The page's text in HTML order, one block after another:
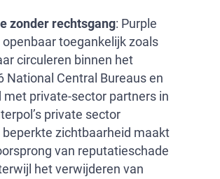
zonder rechtsgang: Purple
toegankelijk zoals
circuleren binnen het
National Central Bureaus en
met private-sector partners in
private sector
zichtbaarheid maakt
van reputatieschade
het verwijderen van